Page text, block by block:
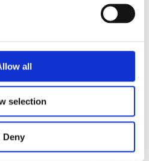
all
selection
Deny
e una vera e propria
rappresenta una
autunnoma anche
di aggiungere alla tua
che mancava.